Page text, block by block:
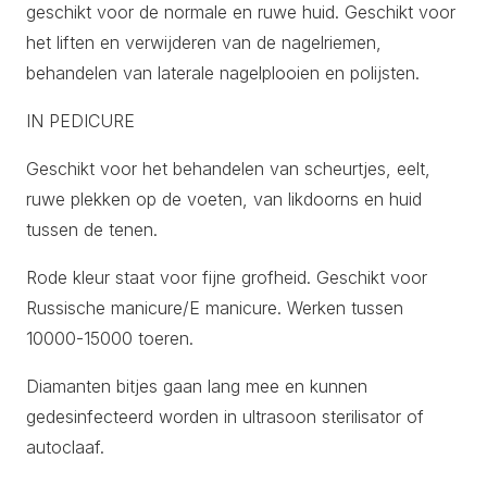
geschikt voor de normale en ruwe huid. Geschikt voor
het liften en verwijderen van de nagelriemen,
behandelen van laterale nagelplooien en polijsten.
IN PEDICURE
Geschikt voor het behandelen van scheurtjes, eelt,
ruwe plekken op de voeten, van likdoorns en huid
tussen de tenen.
Rode kleur staat voor fijne grofheid. Geschikt voor
Russische manicure/E manicure. Werken tussen
10000-15000 toeren.
Diamanten bitjes gaan lang mee en kunnen
gedesinfecteerd worden in ultrasoon sterilisator of
autoclaaf.